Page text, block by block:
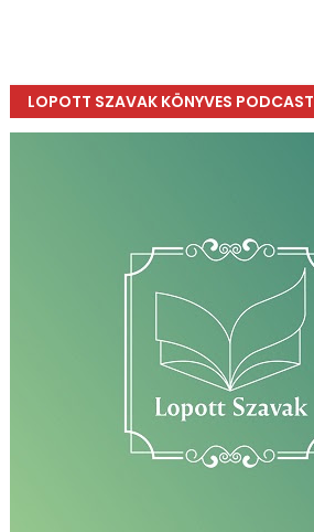
LOPOTT SZAVAK KÖNYVES PODCAST